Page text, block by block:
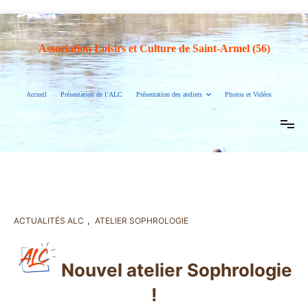
Association Loisirs et Culture de Saint-Armel (56)
Accueil Présentation de l’ALC Présentation des ateliers Photos et Vidéos
ACTUALITÉS ALC , ATELIER SOPHROLOGIE
Nouvel atelier Sophrologie
!